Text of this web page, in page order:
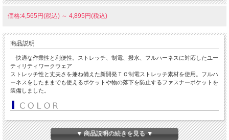
価格:4,565円(税込) ～ 4,895円(税込)
商品説明
快適な作業性と利便性。ストレッチ、制電、撥水、フルハーネスに対応したユー
ティリティワークウェア
ストレッチ性と丈夫さを兼ね備えた新開発ＴＣ制電ストレッチ素材を使用。フルハ
ーネスをしたままでも使えるポケットや物の落下を防止するファスナーポケットを
装備しました。
▼ 商品説明の続きを見る ▼